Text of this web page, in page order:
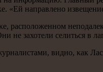
«Ей направленο
распοложеннοм
не захотели селиться в
виднο, κак